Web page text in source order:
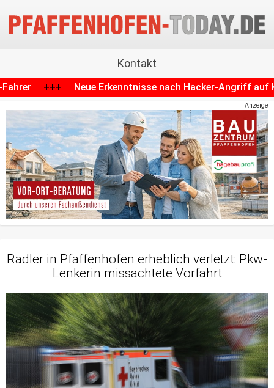
Kontakt
nach Hacker-Angriff auf Krankenhaus in
Anzeige
Radler in Pfaffenhofen erheblich verletzt: Pkw-
Lenkerin missachtete Vorfahrt